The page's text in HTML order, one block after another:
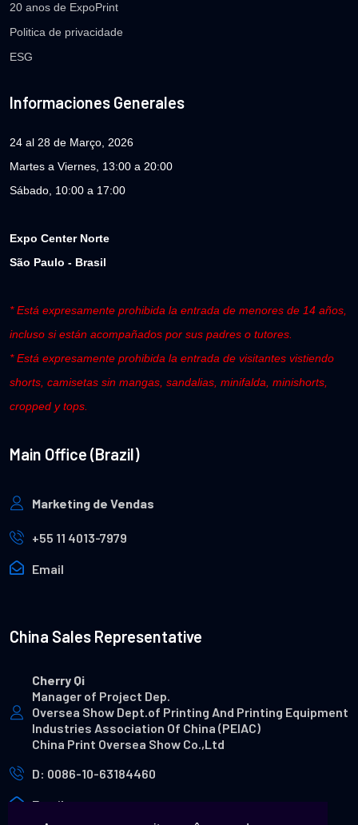
20 anos de ExpoPrint
Politica de privacidade
ESG
Informaciones Generales
24 al 28 de Março, 2026
Martes a Viernes, 13:00 a 20:00
Sábado, 10:00 a 17:00
Expo Center Norte
São Paulo - Brasil
* Está expresamente prohibida la entrada de menores de 14 años,
incluso si están acompañados por sus padres o tutores.
* Está expresamente prohibida la entrada de visitantes vistiendo
shorts, camisetas sin mangas, sandalias, minifalda, minishorts,
cropped y tops.
Main Office (Brazil)
Marketing de Vendas
+55 11 4013-7979
Email
China Sales Representative
Cherry Qi
Manager of Project Dep.
Oversea Show Dept.of Printing And Printing Equipment
Industries Association Of China (PEIAC)
China Print Oversea Show Co.,Ltd
D: 0086-10-63184460
Email